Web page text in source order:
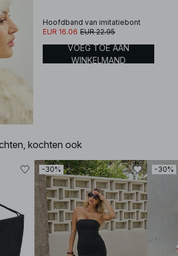
Hoofdband van imitatiebont
EUR 16.06 EUR 22.95
VOEG TOE AAN
WINKELMAND
kochten ook
-30% -30%